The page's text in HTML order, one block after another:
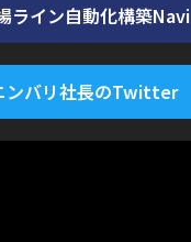
ライン自動化構築Navi
ンバリ社長のTwitter